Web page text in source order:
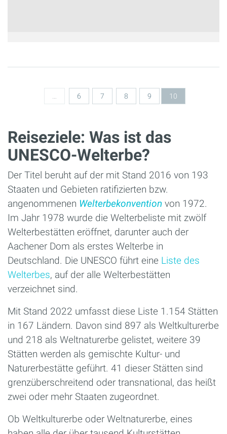
Seiten
6 7 8 9 10
Reiseziele: Was ist das
UNESCO-Welterbe?
Der Titel beruht auf der mit Stand 2016 von 193
Staaten und Gebieten ratifizierten bzw.
angenommenen Welterbekonvention von 1972.
Im Jahr 1978 wurde die Welterbeliste mit zwölf
Welterbestätten eröffnet, darunter auch der
Aachener Dom als erstes Welterbe in
Deutschland. Die UNESCO führt eine Liste des
Welterbes, auf der alle Welterbestätten
verzeichnet sind.
Mit Stand 2022 umfasst diese Liste 1.154 Stätten
in 167 Ländern. Davon sind 897 als Weltkulturerbe
und 218 als Weltnaturerbe gelistet, weitere 39
Stätten werden als gemischte Kultur- und
Naturerbestätte geführt. 41 dieser Stätten sind
grenzüberschreitend oder transnational, das heißt
zwei oder mehr Staaten zugeordnet.
Ob Weltkulturerbe oder Weltnaturerbe, eines